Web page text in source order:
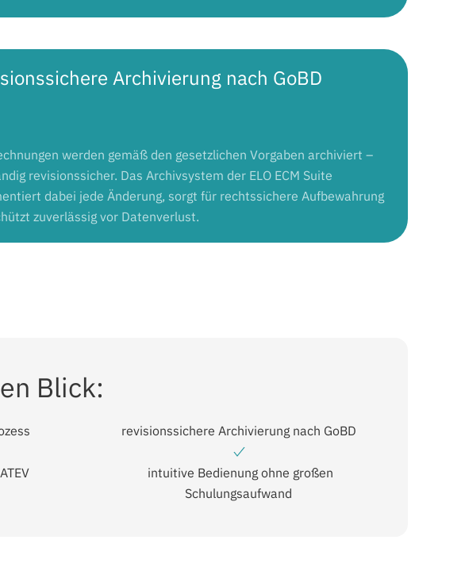
Archivierung nach GoBD
werden gemäß den gesetzlichen Vorgaben archiviert –
revisionssicher. Das Archivsystem der ELO ECM Suite
dabei jede Änderung, sorgt für rechtssichere Aufbewahrung
zuverlässig vor Datenverlust.
Blick:
revisionssichere Archivierung nach GoBD
intuitive Bedienung ohne großen
Schulungsaufwand